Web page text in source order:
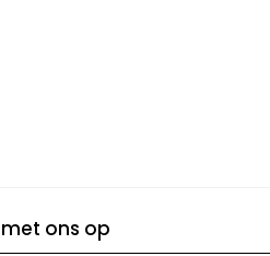
ons op